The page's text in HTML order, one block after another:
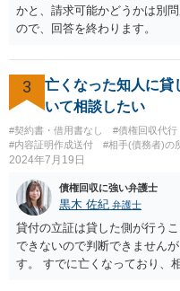
かと、請求可能かどうかは別
ので、回答を終わります。
3
亡くなった知人に貸
いて相談したい
#契約書・借用書なし #債権回収代行
#内容証明作成送付
#相手(債務者)の
2024年7月19日
債権回収に強い弁護士
黒木 佐紀 弁護士
貸付の立証は貸した側が行う
できないので判断できません
す。 すでに亡くなっており、